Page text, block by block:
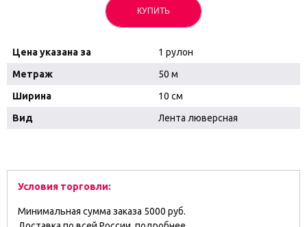
КУПИТЬ
Цена указана за
1 рулон
Метраж
50 м
Ширина
10 см
Вид
Лента люверсная
Условия торговли:
Минимальная сумма заказа 5000 руб.